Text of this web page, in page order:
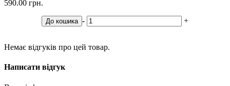
590.00 грн.
До кошика - +
Немає відгуків про цей товар.
Написати відгук